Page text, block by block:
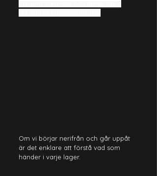
Om vi börjar nerifrån och går uppåt
är det enklare att förstå vad som
händer i varje lager.